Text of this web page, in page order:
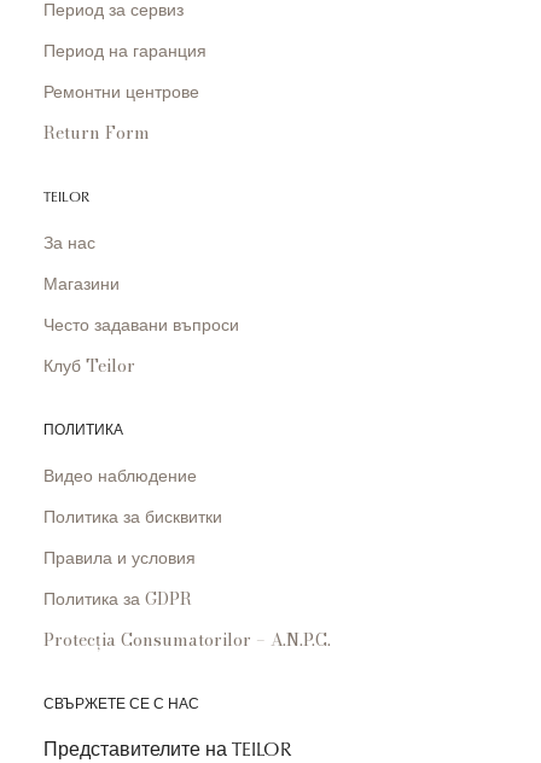
Период за сервиз
Период на гаранция
Ремонтни центрове
Return Form
TEILOR
За нас
Магазини
Често задавани въпроси
Клуб Teilor
ПОЛИТИКА
Видео наблюдение
Политика за бисквитки
Правила и условия
Политика за GDPR
Protecția Consumatorilor – A.N.P.C.
СВЪРЖЕТЕ СЕ С НАС
Представителите на TEILOR